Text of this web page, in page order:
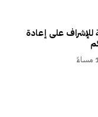
للإشراف على إعادة